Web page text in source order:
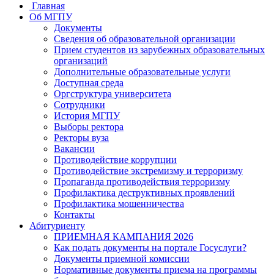
Главная
Об МГПУ
Документы
Сведения об образовательной организации
Прием студентов из зарубежных образовательных
организаций
Дополнительные образовательные услуги
Доступная среда
Оргструктура университета
Сотрудники
История МГПУ
Выборы ректора
Ректоры вуза
Вакансии
Противодействие коррупции
Противодействие экстремизму и терроризму
Пропаганда противодействия терроризму
Профилактика деструктивных проявлений
Профилактика мошенничества
Контакты
Абитуриенту
ПРИЕМНАЯ КАМПАНИЯ 2026
Как подать документы на портале Госуслуги?
Документы приемной комиссии
Нормативные документы приема на программы